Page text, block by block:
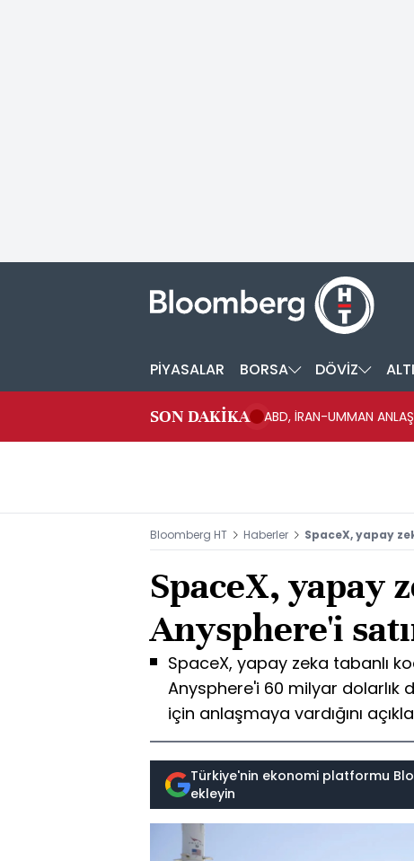
PİYASALAR BORSA DÖVİZ
SON DAKİKA ABD, İRAN-UMMAN
Bloomberg HT Haberler SpaceX, yapay
SpaceX, yapay
Anysphere'i
SpaceX, yapay zeka tabanlı
Anysphere'i 60 milyar dolarlık
için anlaşmaya vardığını
Türkiye'nin ekonomi platformu
ekleyin